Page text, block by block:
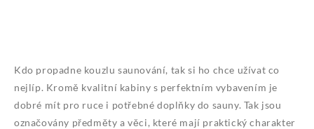
Kdo propadne kouzlu saunování, tak si ho chce užívat co
nejlíp. Kromě kvalitní kabiny s perfektním vybavením je
dobré mít pro ruce i potřebnédoplňky do sauny. Tak jsou
označovány předměty a věci, které mají praktický charakter